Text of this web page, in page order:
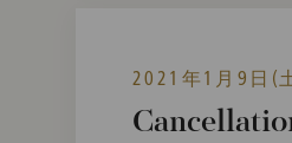
2021年1月9日(